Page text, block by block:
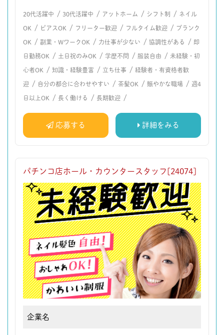
20代活躍中 / 30代活躍中 / アットホーム / シフト制 / ネイル
OK / ピアスOK / フリーター歓迎 / フルタイム歓迎 / ブランク
OK / 副業・WワークOK / 力仕事が少ない / 協調性がある / 即
日勤務OK / 土日祝のみOK / 学歴不問 / 服装自由 / 未経験・初
心者OK / 知識・経験豊富 / 立ち仕事 / 経験者・有資格者歓
迎 / 自分の都合に合わせやすい / 茶髪OK / 賑やかな職場 / 週4
日以上OK / 長く働ける / 長期歓迎 /
応募する 詳細をみる
パチンコ店ホール・カウンタースタッフ[24074]
企業名